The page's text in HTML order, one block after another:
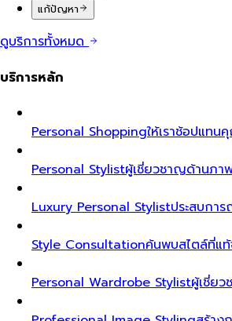
แก้ปัญหา
ดูบริการทั้งหมด
บริการหลัก
Personal Shoppingให้เราช้อปแท
Personal Stylistผู้เชี่ยวชาญด้านภา
Luxury Personal Stylistประสบกา
Style Consultationค้นพบสไตล์ที่แ
Personal Wardrobe Stylistผู้เชี่ยว